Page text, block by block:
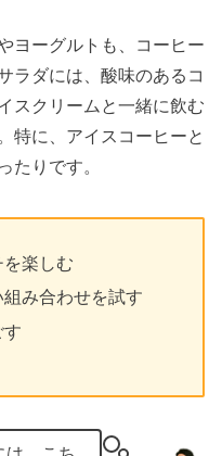
ヨーグルトも、コーヒー
ラダには、酸味のあるコ
スクリームと一緒に飲む
特に、アイスコーヒーと
たりです。
楽しむ
み合わせを試す
す